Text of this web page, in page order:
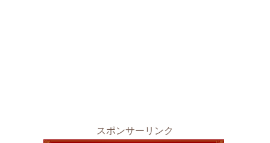
スポンサーリンク